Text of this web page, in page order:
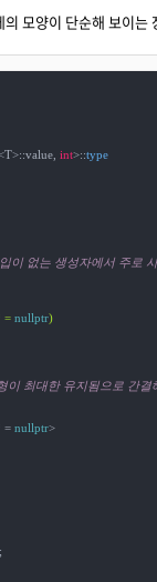
의 모양이 단순해 보이는
int>::
type
이 없는 생성자에서 주로
=
nullptr)
이 최대한 유지됨으로 간결
=
nullptr >